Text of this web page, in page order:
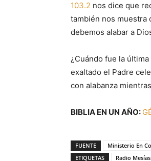
103.2 nos dice que
también nos muestra
debemos alabar a
¿Cuándo fue la
exaltado el Padre
con alabanza
BIBLIA EN UN AÑO:
FUENTE
Ministerio En
ETIQUETAS
Radio Mesías